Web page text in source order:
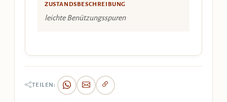
ZUSTANDSBESCHREIBUNG
leichte Benützungsspuren
TEILEN: